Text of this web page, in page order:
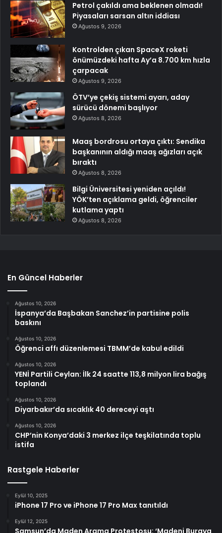
Petrol çakıldı ama beklenen olmadı!
Piyasaları sarsan altın iddiası
Ağustos 9, 2026
Kontrolden çıkan SpaceX roketi
önümüzdeki hafta Ay’a 8.700 km hızla
çarpacak
Ağustos 9, 2026
ÖTV’ye çekiş sistemi ayarı, aday
sürücü dönemi başlıyor
Ağustos 8, 2026
Maaş bordrosu ortaya çıktı: Sendika
başkanının aldığı maaş ağızları açık
bıraktı
Ağustos 8, 2026
Bilgi Üniversitesi yeniden açıldı!
YÖK’ten açıklama geldi, öğrenciler
kutlama yaptı
Ağustos 8, 2026
En Güncel Haberler
Ağustos 10, 2026
İspanya’da Başbakan Sanchez’in partisine polis
baskını
Ağustos 10, 2026
Öğrenci affı düzenlemesi TBMM’de kabul edildi
Ağustos 10, 2026
YENİ Partili Ceylan: İlk 24 saatte 113,8 milyon lira bağış
toplandı
Ağustos 10, 2026
Diyarbakır’da sıcaklık 40 dereceyi aştı
Ağustos 10, 2026
CHP’nin Konya’daki 3 merkez ilçe teşkilatında toplu
istifa
Rastgele Haberler
Eylül 10, 2025
iPhone 17 Pro ve iPhone 17 Pro Max tanıtıldı
Eylül 12, 2025